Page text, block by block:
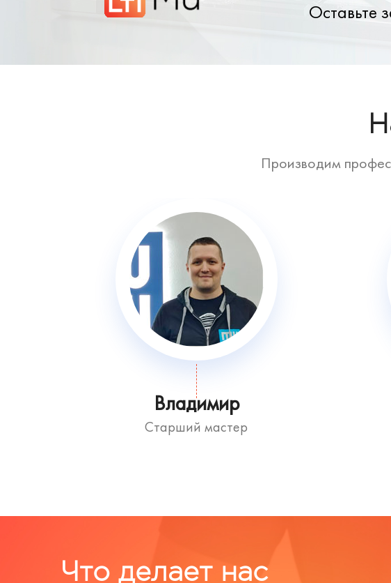
Оставьте
Производим
Владимир
Старший мастер
Что делает нас